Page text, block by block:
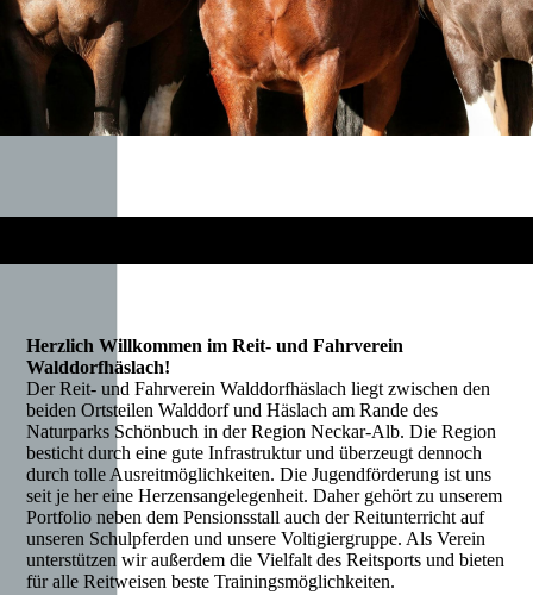
Herzlich Willkommen im Reit- und Fahrverein
Walddorfhäslach!
Der Reit- und Fahrverein Walddorfhäslach liegt zwischen den
beiden Ortsteilen Walddorf und Häslach am Rande des
Naturparks Schönbuch in der Region Neckar-Alb. Die Region
besticht durch eine gute Infrastruktur und überzeugt dennoch
durch tolle Ausreitmöglichkeiten. Die Jugendförderung ist uns
seit je her eine Herzensangelegenheit. Daher gehört zu unserem
Portfolio neben dem Pensionsstall auch der Reitunterricht auf
unseren Schulpferden und unsere Voltigiergruppe. Als Verein
unterstützen wir außerdem die Vielfalt des Reitsports und bieten
für alle Reitweisen beste Trainingsmöglichkeiten.